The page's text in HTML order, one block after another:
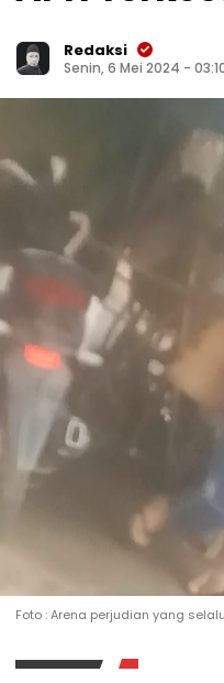
Redaksi
Senin, 6 Mei 2024 -
Foto : Arena perjudian yang